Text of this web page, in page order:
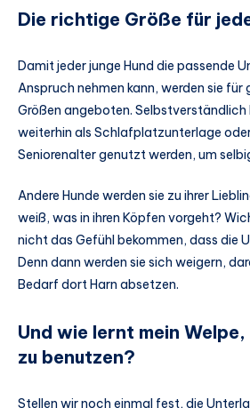
Die richtige Größe für
Damit jeder junge Hund die passende
Anspruch nehmen kann, werden sie für
Größen angeboten. Selbstverständlich
weiterhin als Schlafplatzunterlage
Seniorenalter genutzt werden, um
Andere Hunde werden sie zu ihrer
weiß, was in ihren Köpfen vorgeht?
nicht das Gefühl bekommen, dass die
Denn dann werden sie sich weigern,
Bedarf dort Harn absetzen.
Und wie lernt mein
zu benutzen?
Stellen wir noch einmal fest, die